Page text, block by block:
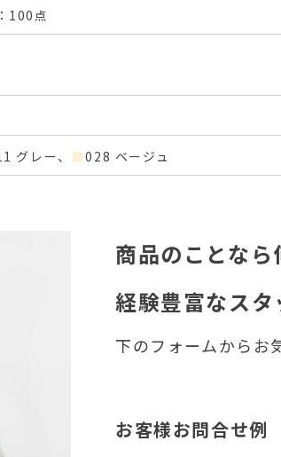
点
グレー、 ■028 ベージュ
商品のことなら
経験豊富なス
下のフォームからお
お客様お問合せ例